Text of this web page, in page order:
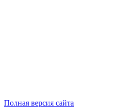
Полная версия сайта